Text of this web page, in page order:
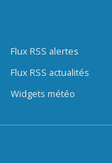
Flux RSS alertes
Flux RSS actualités
Widgets météo